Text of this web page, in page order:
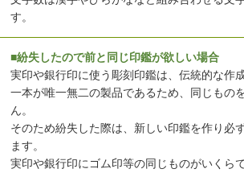
す。
■紛失したので前と同じ印鑑が欲しい場合
実印や銀行印に使う彫刻印鑑は、伝統的な作
一本が唯一無二の製品であるため、同じもの
ん。
そのため紛失した際は、新しい印鑑を作り必
ます。
実印や銀行印にゴム印等の同じものがいくら